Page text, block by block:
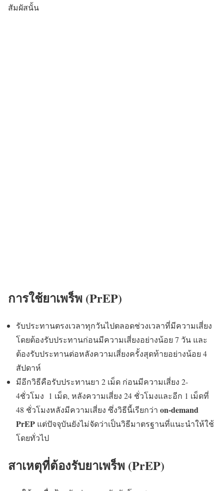
สัมผัสนั้น
การใช้ยาเพร็พ (PrEP)
รับประทานตรงเวลาทุกวันไปตลอดช่วงเวลาที่มีความเสี่ยง
โดยต้องรับประทานก่อนมีความเสี่ยงอย่างน้อย 7 วัน และ
ต้องรับประทานต่อหลังความเสี่ยงครั้งสุดท้ายอย่างน้อย 4
สัปดาห์
มีอีกวิธีคือรับประทานยา 2 เม็ด ก่อนมีความเสี่ยง 2-
4ชั่วโมง 1 เม็ด, หลังความเสี่ยง 24 ชั่วโมงและอีก 1 เม็ดที่
48 ชั่วโมงหลังมีความเสี่ยง ซึ่งวิธีนี้เรียกว่า on-demand
PrEP แต่ปัจจุบันยังไม่จัดว่าเป็นวิธีมาตรฐานที่แนะนำให้ใช้
โดยทั่วไป
สาเหตุที่ต้องรับยาเพร็พ (PrEP)